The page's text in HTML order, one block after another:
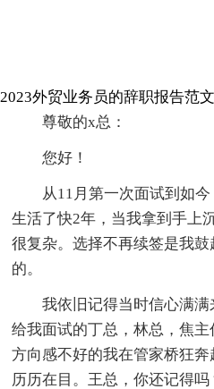
2023外贸业务员的辞职报告范
尊敬的x总：
您好！
从11月第一次面试到如
生活了快2年，当我拿到手上
很复杂。选择不再续签是我
的。
我依旧记得当时信心满
给我面试的丁总，林总，焦
方向感不好的我在管家桥狂
历历在目。王总，你还记得